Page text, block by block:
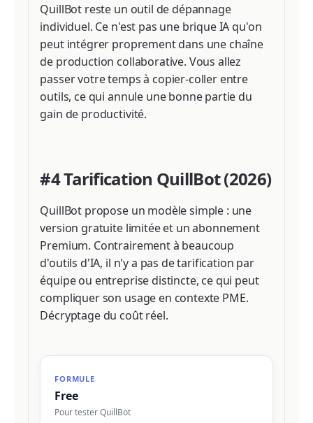
QuillBot reste un outil de dépannage
individuel. Ce n'est pas une brique IA qu'on
peut intégrer proprement dans une chaîne
de production collaborative. Vous allez
passer votre temps à copier-coller entre
outils, ce qui annule une bonne partie du
gain de productivité.
#4 Tarification QuillBot (2026)
QuillBot propose un modèle simple : une
version gratuite limitée et un abonnement
Premium. Contrairement à beaucoup
d'outils d'IA, il n'y a pas de tarification par
équipe ou entreprise distincte, ce qui peut
compliquer son usage en contexte PME.
Décryptage du coût réel.
Free
Pour tester QuillBot